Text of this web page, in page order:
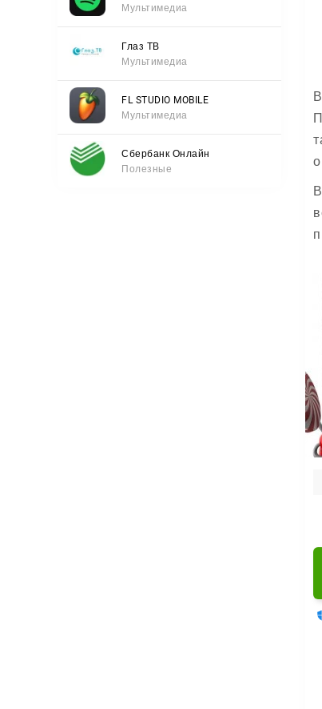
Мультимедиа
Глаз ТВ
Мультимедиа
FL STUDIO MOBILE
Мультимедиа
Сбербанк Онлайн
Полезные